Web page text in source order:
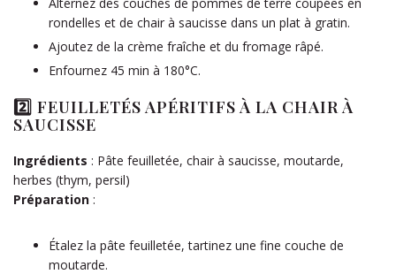
rondelles et de chair à saucisse dans un plat à gratin.
Ajoutez de la crème fraîche et du fromage râpé.
Enfournez 45 min à 180°C.
2️⃣ FEUILLETÉS APÉRITIFS À LA CHAIR À
SAUCISSE
Ingrédients : Pâte feuilletée, chair à saucisse, moutarde,
herbes (thym, persil)
Préparation :
Étalez la pâte feuilletée, tartinez une fine couche de
moutarde.